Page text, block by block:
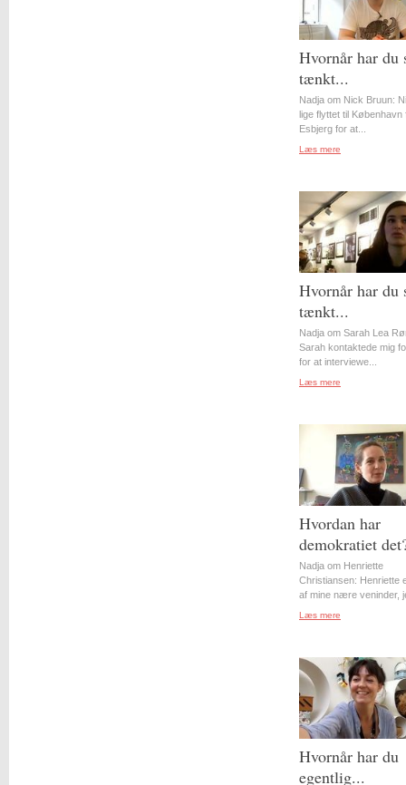
Hvornår har du
tænkt...
Nadja om Nick Bruun:
lige flyttet til København
Esbjerg for at...
Læs mere
Hvornår har du
tænkt...
Nadja om Sarah Lea
Sarah kontaktede mig
for at interviewe...
Læs mere
Hvordan har
demokratiet
Nadja om Henriette
Christiansen: Henriette
af mine nære veninder,
Læs mere
Hvornår har du
egentlig...